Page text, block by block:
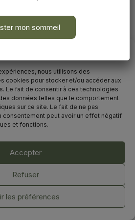
nous utilisons des
cookies pour stocker et/ou accéder aux
Le fait de consentir à ces technologies
données telles que le comportement
sur ce site. Le fait de ne pas
consentement peut avoir un effet négatif
et fonctions.
Accepter
Refuser
les préférences
Vallès-Dordal
de confidentialité-CGV
mon sommeil